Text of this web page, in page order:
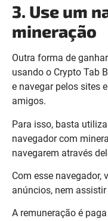
3. Use um
mineração
Outra forma de
usando o Crypto Tab
e navegar pelos sites
amigos.
Para isso, basta
navegador com
navegarem através
Com esse navegador,
anúncios, nem
A remuneração é